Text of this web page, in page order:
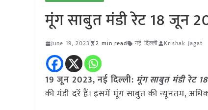
मूंग साबुत मंडी रेट 18 जून
June 19, 2023 2 min read नई दिल्ली Krishak Jagat
19 जून 2023, नई दिल्ली: मूंग साबुत मंडी रेट
की मंडी दरें हैं। इसमें मूंग साबुत की न्यूनतम,